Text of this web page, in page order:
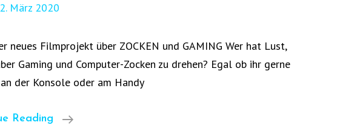
2. März 2020
neues Filmprojekt über ZOCKEN und GAMING Wer hat Lust,
Gaming und Computer-Zocken zu drehen? Egal ob ihr gerne
an der Konsole oder am Handy
Reading
Teilnehmer*innen